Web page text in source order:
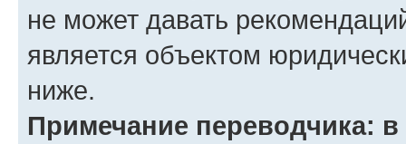
не может давать
является объектом
ниже.
Примечание переводчика: